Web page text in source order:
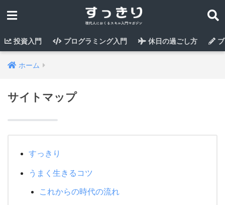
投資入門 プログラミング入門 休日の過ごし方
ホーム
サイトマップ
すっきり
うまく生きるコツ
これからの時代の流れ